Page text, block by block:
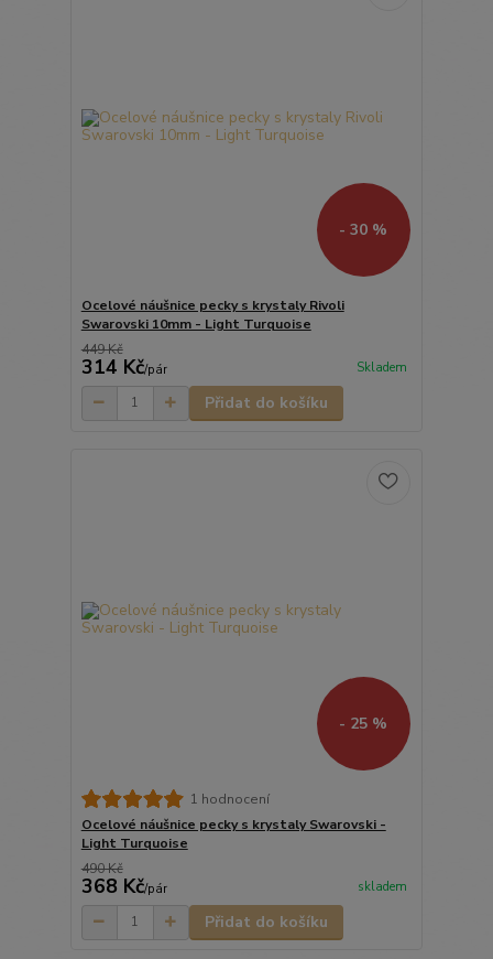
- 30 %
Ocelové náušnice pecky s krystaly Rivoli
Swarovski 10mm - Light Turquoise
449 Kč
314 Kč/pár Skladem
Přidat do košíku
- 25 %
1 hodnocení
Ocelové náušnice pecky s krystaly Swarovski -
Light Turquoise
490 Kč
368 Kč/pár skladem
Přidat do košíku